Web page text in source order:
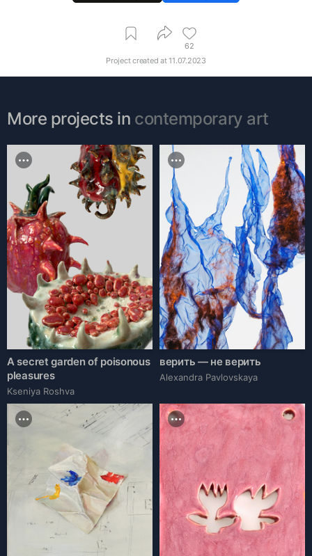
62
Project created at11.07.2023
More projects in contemporary art
A secret garden of poisonous
pleasures
Kseniya Roshva
верить — не верить
Alexandra Pavlovskaya